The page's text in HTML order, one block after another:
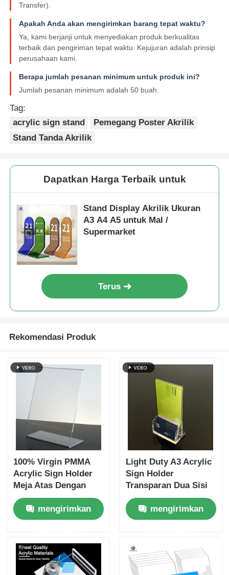
Transfer).
Apakah Anda akan mengirimkan barang tepat waktu?
Ya, kami berjanji untuk menyediakan produk berkualitas
terbaik dan pengiriman tepat waktu. Kejujuran adalah prinsip
perusahaan kami.
Berapa jumlah pesanan minimum untuk produk ini?
Jumlah pesanan minimum adalah 50 buah.
Tag:
acrylic sign stand
Pemegang Poster Akrilik
Stand Tanda Akrilik
Dapatkan Harga Terbaik untuk
Stand Display Akrilik Ukuran
A3 A4 A5 untuk Mal /
Supermarket
Terus
Rekomendasi Produk
100% Virgin PMMA
Acrylic Sign Holder
Meja Atas Dengan
Custom Logo Gaya
Modernmengirimkan
Light Duty A3 Acrylic
Sign Holder
Transparan Dua Sisi
Acrylic Pos Sign
Holdermengirimkan